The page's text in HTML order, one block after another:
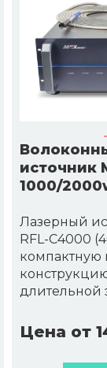
источник
1000/
Лазерный
RFL-C4000
компактную
длительной
Цена от